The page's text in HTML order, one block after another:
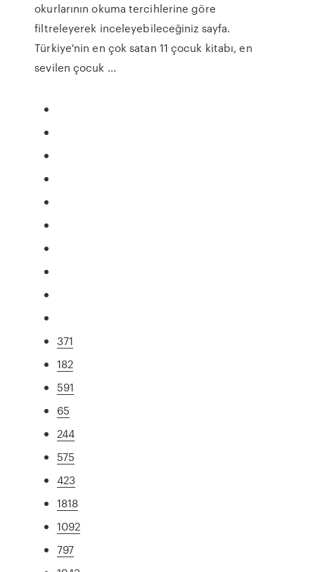
okurlarının okuma tercihlerine göre
filtreleyerek inceleyebileceğiniz sayfa.
Türkiye'nin en çok satan 11 çocuk kitabı, en
sevilen çocuk ...
371
182
591
65
244
575
423
1818
1092
797